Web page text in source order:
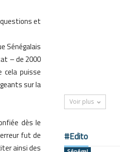
et
Sénégalais
– de 2000
cela puisse
sur la
dès le
fut de
ainsi des
Voir plus
#Edito